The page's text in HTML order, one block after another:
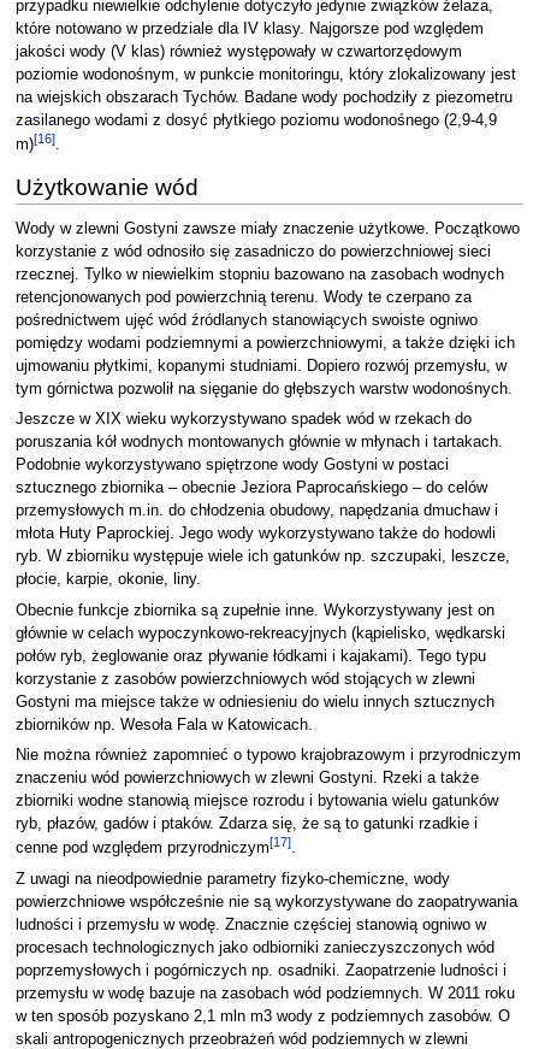
przypadku niewielkie odchylenie dotyczyło jedynie związków żelaza,
które notowano w przedziale dla IV klasy. Najgorsze pod względem
jakości wody (V klas) również występowały w czwartorzędowym
poziomie wodonośnym, w punkcie monitoringu, który zlokalizowany jest
na wiejskich obszarach Tychów. Badane wody pochodziły z piezometru
zasilanego wodami z dosyć płytkiego poziomu wodonośnego (2,9-4,9
m)[16].
Użytkowanie wód
Wody w zlewni Gostyni zawsze miały znaczenie użytkowe. Początkowo
korzystanie z wód odnosiło się zasadniczo do powierzchniowej sieci
rzecznej. Tylko w niewielkim stopniu bazowano na zasobach wodnych
retencjonowanych pod powierzchnią terenu. Wody te czerpano za
pośrednictwem ujęć wód źródlanych stanowiących swoiste ogniwo
pomiędzy wodami podziemnymi a powierzchniowymi, a także dzięki ich
ujmowaniu płytkimi, kopanymi studniami. Dopiero rozwój przemysłu, w
tym górnictwa pozwolił na sięganie do głębszych warstw wodonośnych.
Jeszcze w XIX wieku wykorzystywano spadek wód w rzekach do
poruszania kół wodnych montowanych głównie w młynach i tartakach.
Podobnie wykorzystywano spiętrzone wody Gostyni w postaci
sztucznego zbiornika – obecnie Jeziora Paprocańskiego – do celów
przemysłowych m.in. do chłodzenia obudowy, napędzania dmuchaw i
młota Huty Paprockiej. Jego wody wykorzystywano także do hodowli
ryb. W zbiorniku występuje wiele ich gatunków np. szczupaki, leszcze,
płocie, karpie, okonie, liny.
Obecnie funkcje zbiornika są zupełnie inne. Wykorzystywany jest on
głównie w celach wypoczynkowo-rekreacyjnych (kąpielisko, wędkarski
połów ryb, żeglowanie oraz pływanie łódkami i kajakami). Tego typu
korzystanie z zasobów powierzchniowych wód stojących w zlewni
Gostyni ma miejsce także w odniesieniu do wielu innych sztucznych
zbiorników np. Wesoła Fala w Katowicach.
Nie można również zapomnieć o typowo krajobrazowym i przyrodniczym
znaczeniu wód powierzchniowych w zlewni Gostyni. Rzeki a także
zbiorniki wodne stanowią miejsce rozrodu i bytowania wielu gatunków
ryb, płazów, gadów i ptaków. Zdarza się, że są to gatunki rzadkie i
cenne pod względem przyrodniczym[17].
Z uwagi na nieodpowiednie parametry fizyko-chemiczne, wody
powierzchniowe współcześnie nie są wykorzystywane do zaopatrywania
ludności i przemysłu w wodę. Znacznie częściej stanowią ogniwo w
procesach technologicznych jako odbiorniki zanieczyszczonych wód
poprzemysłowych i pogórniczych np. osadniki. Zaopatrzenie ludności i
przemysłu w wodę bazuje na zasobach wód podziemnych. W 2011 roku
w ten sposób pozyskano 2,1 mln m3 wody z podziemnych zasobów. O
skali antropogenicznych przeobrażeń wód podziemnych w zlewni